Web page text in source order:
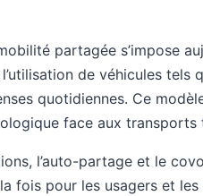
partagée s’impose
de véhicules
quotidiennes. Ce
face aux transports
l’auto-partage et le
fois pour les usagers et